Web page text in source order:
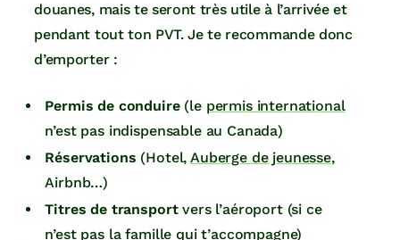
douanes, mais te seront très utile à l’arrivée et
pendant tout ton PVT. Je te recommande donc
d’emporter :
Permis de conduire(le permis international
n’est pas indispensable au Canada)
Réservations (Hotel,Auberge de jeunesse,
Airbnb…)
Titres de transportvers l’aéroport (si ce
n’est pas la famille qui t’accompagne)